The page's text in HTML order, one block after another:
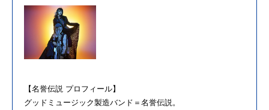
【名誉伝説 プロフィール】
グッドミュージック製造バンド＝名誉伝説。